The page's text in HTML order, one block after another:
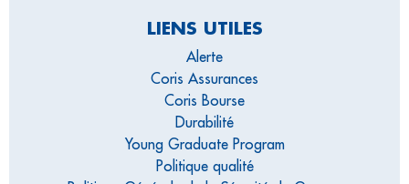
LIENS UTILES
Alerte
Coris Assurances
Coris Bourse
Durabilité
Young Graduate Program
Politique qualité